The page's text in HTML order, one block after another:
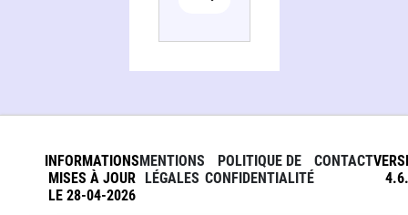
INFORMATIONS
MISES À JOUR
LE 28-04-2026
MENTIONS
LÉGALES
POLITIQUE DE
CONFIDENTIALITÉ
CONTACT